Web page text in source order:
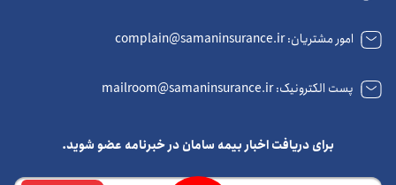
امور مشتریان: complain@samaninsurance.ir
پست الکترونیک: mailroom@samaninsurance.ir
برای دریافت اخبار بیمه سامان در خبرنامه عضو شوید.